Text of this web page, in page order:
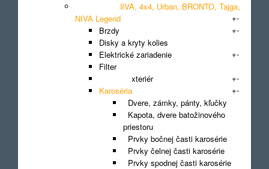
LADA 2121 NIVA, 4x4, Urban, BRONTO, Tajga,
NIVA Legend
+-
Brzdy
+-
Disky a kryty kolies
Elektrické zariadenie
+-
Filter
Interiér, exteriér
+-
Karoséria
+-
Dvere, zámky, pánty, kľučky
Kapota, dvere batožinového
priestoru
Prvky bočnej časti karosérie
Prvky čelnej časti karosérie
Prvky spodnej časti karosérie